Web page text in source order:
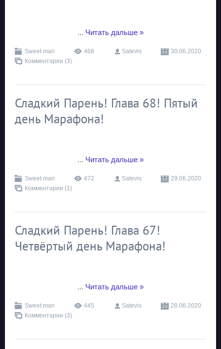
... Читать дальше »
Sweet man 468 Satevis
30.06.2020
Комментарии (3)
Сладкий Парень! Глава 68! Пятый
день Марафона!
... Читать дальше »
Sweet man 472 Satevis
29.06.2020
Комментарии (1)
Сладкий Парень! Глава 67!
Четвёртый день Марафона!
... Читать дальше »
Sweet man 445 Satevis
28.06.2020
Комментарии (3)